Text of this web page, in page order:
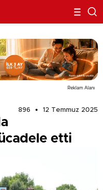
Reklam Alanı
896
12 Temmuz 2025
etti